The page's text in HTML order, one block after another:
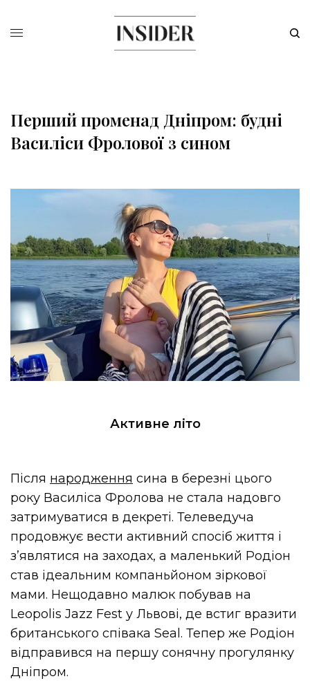
Перший променад Дніпром: будні
Василіси Фролової з сином
Активне літо
Після народження сина в березні цього
року Василіса Фролова не стала надовго
затримуватися в декреті. Телеведуча
продовжує вести активний спосіб життя і
з’являтися на заходах, а маленький Родіон
став ідеальним компаньйоном зіркової
мами. Нещодавно малюк побував на
Leopolis Jazz Fest у Львові, де встиг вразити
британського співака Seal. Тепер же Родіон
відправився на першу сонячну прогулянку
Дніпром.